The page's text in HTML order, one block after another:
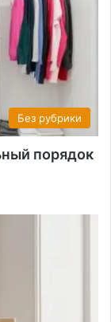
Без рубрики
порядок